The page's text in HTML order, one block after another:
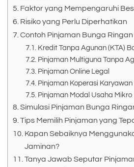
Faktor yang Mempengaruhi
Risiko yang Perlu Diperhatikan
Contoh Pinjaman Bunga
Kredit Tanpa Agunan (KTA)
Pinjaman Multiguna Tanpa
Pinjaman Online Legal
Pinjaman Koperasi Karyawan
Pinjaman Modal Usaha Mikro
Simulasi Pinjaman Bunga
Tips Memilih Pinjaman yang
Kapan Sebaiknya
Jaminan?
Tanya Jawab Seputar